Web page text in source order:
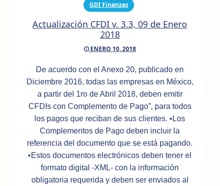
GDI Finanzas
Actualización CFDI v. 3.3, 09 de Enero
2018
ENERO 10, 2018
De acuerdo con el Anexo 20, publicado en
Diciembre 2016, todas las empresas en México,
a partir del 1ro de Abril 2018, deben emitir
CFDIs con Complemento de Pago”, para todos
los pagos que reciban de sus clientes. •Los
Complementos de Pago deben incluir la
referencia del documento que se está pagando.
•Estos documentos electrónicos deben tener el
formato digital -XML- con la información
obligatoria requerida y deben ser enviados al